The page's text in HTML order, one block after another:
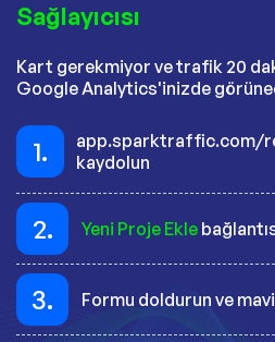
Sağlayıcısı
Kart gerekmiyor ve trafik 20
Google Analytics'inizde
1.
app.sparktraffic.com/
kaydolun
2. Yeni Proje Ekle
3. Formu doldurun ve